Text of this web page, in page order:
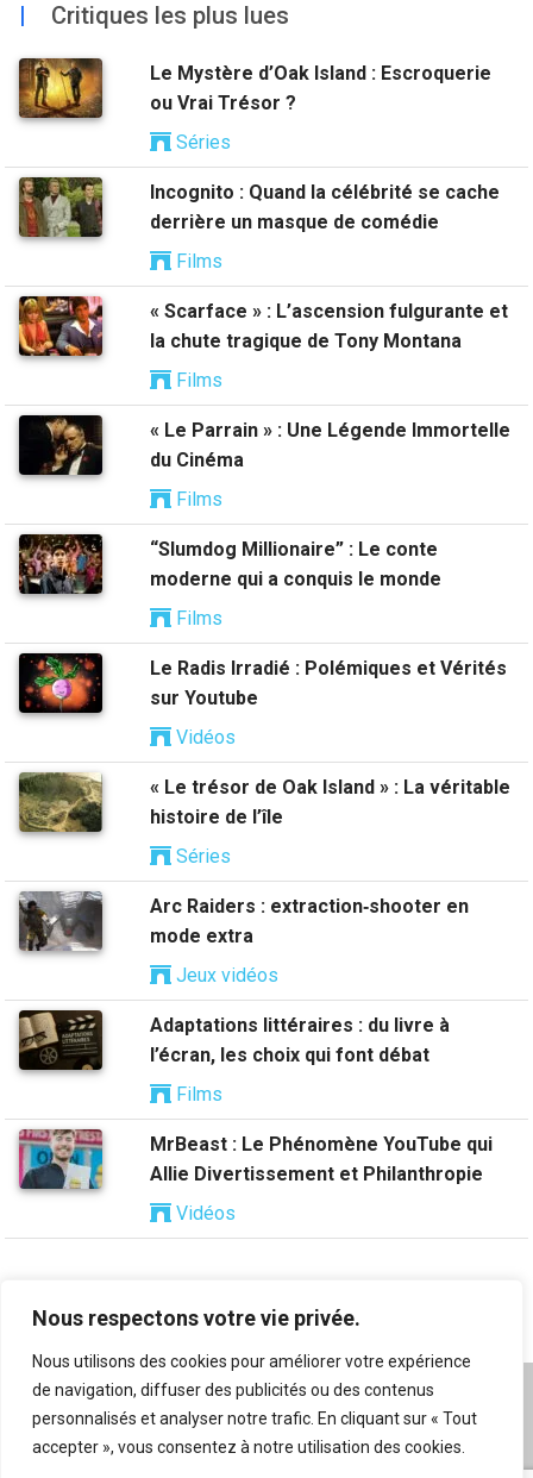
Nous respectons votre vie privée.
Nous utilisons des cookies pour améliorer votre expérience
de navigation, diffuser des publicités ou des contenus
personnalisés et analyser notre trafic. En cliquant sur « Tout
accepter », vous consentez à notre utilisation des cookies.
| Critiques les plus lues
Le Mystère d’Oak Island : Escroquerie
ou Vrai Trésor ?
Séries
Incognito : Quand la célébrité se cache
derrière un masque de comédie
Films
« Scarface » : L’ascension fulgurante et
la chute tragique de Tony Montana
Films
« Le Parrain » : Une Légende Immortelle
du Cinéma
Films
“Slumdog Millionaire” : Le conte
moderne qui a conquis le monde
Films
Le Radis Irradié : Polémiques et Vérités
sur Youtube
Vidéos
« Le trésor de Oak Island » : La véritable
histoire de l’île
Séries
Arc Raiders : extraction‑shooter en
mode extra
Jeux vidéos
Adaptations littéraires : du livre à
l’écran, les choix qui font débat
Films
MrBeast : Le Phénomène YouTube qui
Allie Divertissement et Philanthropie
Vidéos
A propos|Mentions légales|Conditions générales
d’utilisation|Flux RSS| Nos auteurs|Archives|
Suggestion de contenu